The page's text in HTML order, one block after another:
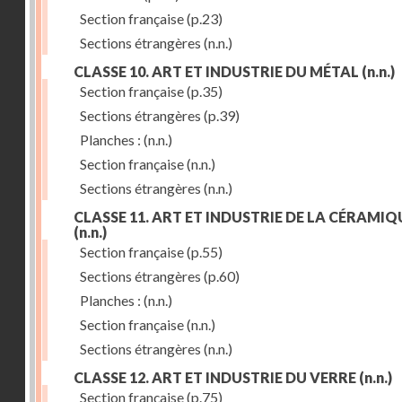
Section française(p.23)
Sections étrangères (n.n.)
CLASSE 10. ART ET INDUSTRIE DU MÉTAL (n.n.)
Section française(p.35)
Sections étrangères (p.39)
Planches : (n.n.)
Section française(n.n.)
Sections étrangères (n.n.)
CLASSE 11. ART ET INDUSTRIE DE LA
(n.n.)
Section française(p.55)
Sections étrangères (p.60)
Planches : (n.n.)
Section française(n.n.)
Sections étrangères (n.n.)
CLASSE 12. ART ET INDUSTRIE DU VERRE (n.n.)
Section française(p.75)